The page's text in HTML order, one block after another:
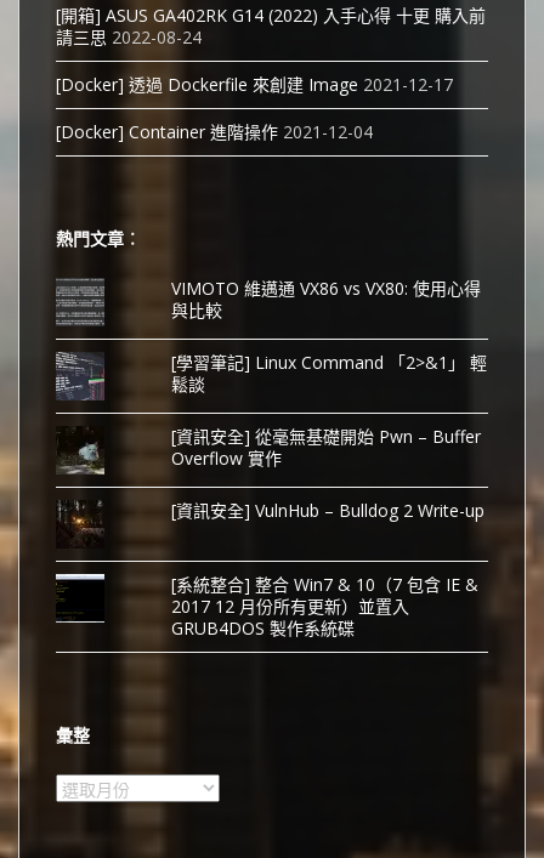
[開箱] ASUS GA402RK G14 (2022) 入手心得 十更 購入前
請三思 2022-08-24
[Docker] 透過 Dockerfile 來創建 Image 2021-12-17
[Docker] Container 進階操作 2021-12-04
熱門文章︰
VIMOTO 維邁通 VX86 vs VX80: 使用心得
與比較
[學習筆記] Linux Command 「2>&1」 輕
鬆談
[資訊安全] 從毫無基礎開始 Pwn – Buffer
Overflow 實作
[資訊安全] VulnHub – Bulldog 2 Write-up
[系統整合] 整合 Win7 & 10（7 包含 IE &
2017 12 月份所有更新）並置入
GRUB4DOS 製作系統碟
彙整
彙